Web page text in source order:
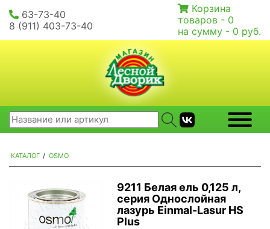
63-73-40
8 (911) 403-73-40
Корзина
товаров - 0
на сумму - 0 руб.
КАТАЛОГ / OSMO
9211 Белая ель 0,125 л,
серия Однослойная
лазурь Einmal-Lasur HS
Plus